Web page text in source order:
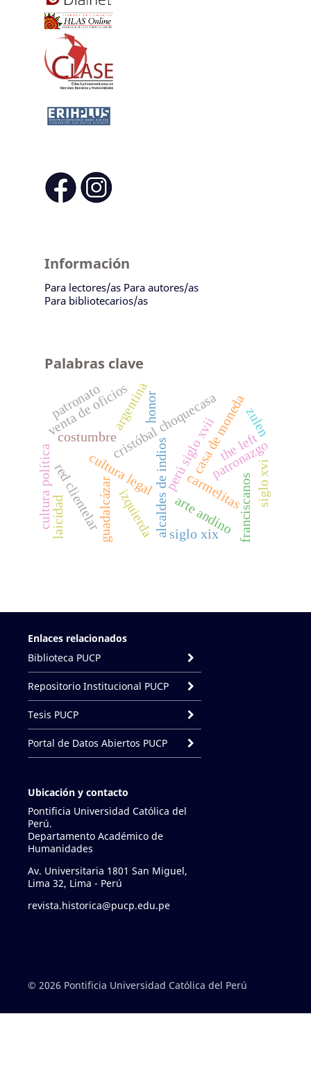
Información
Para lectores/as Para autores/as
Para bibliotecarios/as
Palabras clave
cultura legal
costumbre
alcaldes de indios
cristóbal choquecasa
perú siglo xvii
carmelitas
venta de oficios casa de moneda
honor
guadalcázar
patronazgo
red clientelar arte andinofranciscanos
izquierda
cultura política the left
siglo xvi
zulen
argentina
siglo xix
laicidad
patronato
Enlaces relacionados
Biblioteca PUCP
Repositorio Institucional PUCP
Tesis PUCP
Portal de Datos Abiertos PUCP
Ubicación y contacto
Pontificia Universidad Católica del
Perú.
Departamento Académico de
Humanidades
Av. Universitaria 1801 San Miguel,
Lima 32, Lima - Perú
revista.historica@pucp.edu.pe
© 2026 Pontificia Universidad Católica del Perú